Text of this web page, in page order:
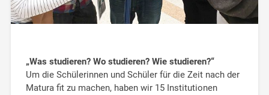
„Was studieren? Wo studieren? Wie studieren?“
Um die Schülerinnen und Schüler für die Zeit nach der
Matura fit zu machen, haben wir 15 Institutionen